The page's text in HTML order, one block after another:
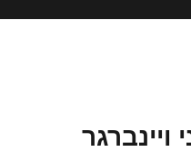
ויינברגר